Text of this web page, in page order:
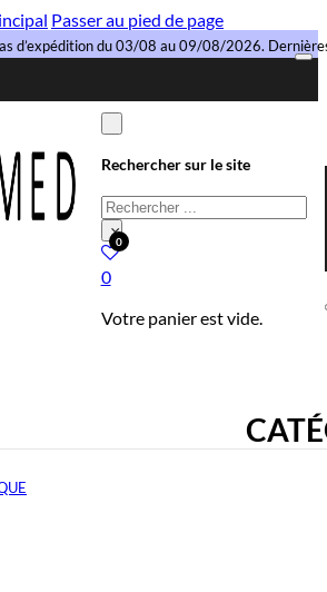
Passer au pied de page
d’expédition du 03/08 au 09/08/2026.
Rechercher sur le site
Rechercher
×0
0
Votre panier est vide.